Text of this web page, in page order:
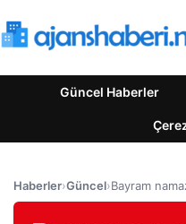
Güncel Haberler
Haberler›Güncel›Bayram